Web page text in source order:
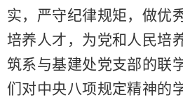
实，严守纪律规矩，做优
培养人才，为党和人民培
筑系与基建处党支部的联
们对中央八项规定精神的